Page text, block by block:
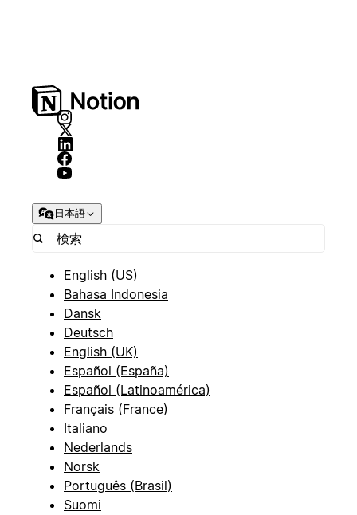
日本語
English (US)
Bahasa Indonesia
Dansk
Deutsch
English (UK)
Español (España)
Español (Latinoamérica)
Français (France)
Italiano
Nederlands
Norsk
Português (Brasil)
Suomi